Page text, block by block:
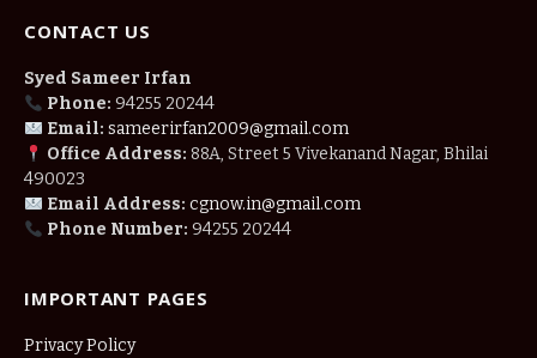
CONTACT US
Syed Sameer Irfan
Phone: 94255 20244
Email: sameerirfan2009@gmail.com
Office Address: 88A, Street 5 Vivekanand Nagar, Bhilai
490023
Email Address: cgnow.in@gmail.com
Phone Number: 94255 20244
IMPORTANT PAGES
Privacy Policy